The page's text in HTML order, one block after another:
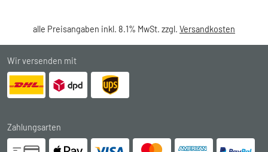
alle Preisangaben inkl. 8.1% MwSt. zzgl. Versandkosten
Wir versenden mit
Zahlungsarten